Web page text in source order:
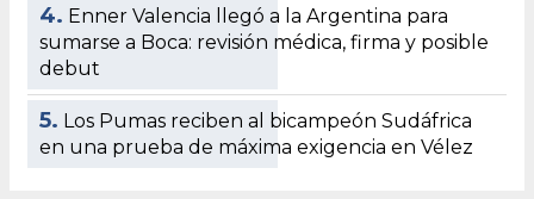
4. Enner Valencia llegó a la Argentina para
sumarse a Boca: revisión médica, firma y posible
debut
5. Los Pumas reciben al bicampeón Sudáfrica
en una prueba de máxima exigencia en Vélez